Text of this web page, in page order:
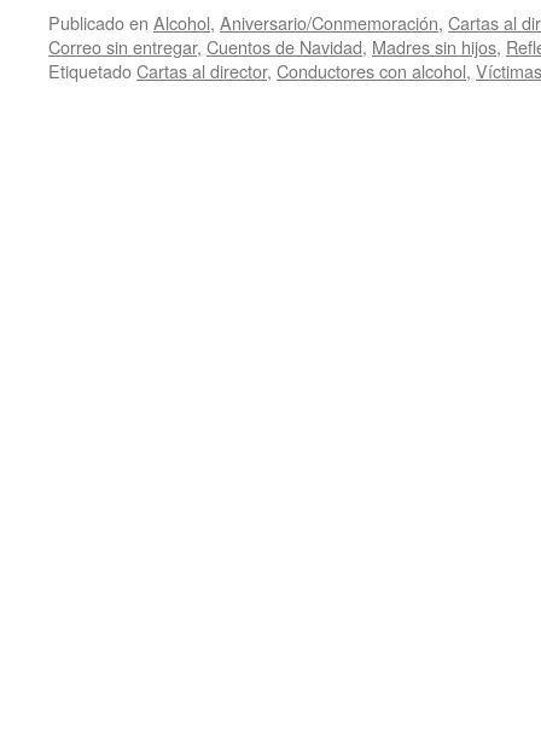
Publicado en Alcohol, Aniversario/Conmemoración, Cartas al
Correo sin entregar, Cuentos de Navidad, Madres sin hijos,
EtiquetadoCartas al director, Conductores con alcohol, Víctimas